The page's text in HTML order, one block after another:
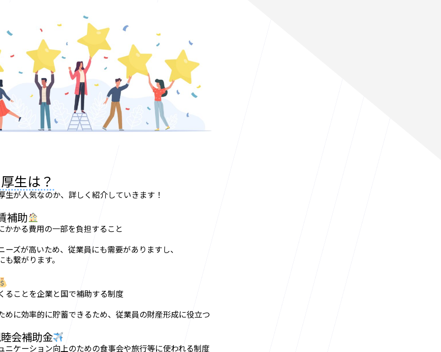
生は？
生が人気なのか、詳しく紹介していきます！
補助
かかる費用の一部を負担すること
ーズが高いため、従業員にも需要がありますし、
繋がります。
ることを企業と国で補助する制度
めに効率的に貯蓄できるため、従業員の財産形成に役立つ
会補助金
ニケーション向上のための食事会や旅行等に使われる制度